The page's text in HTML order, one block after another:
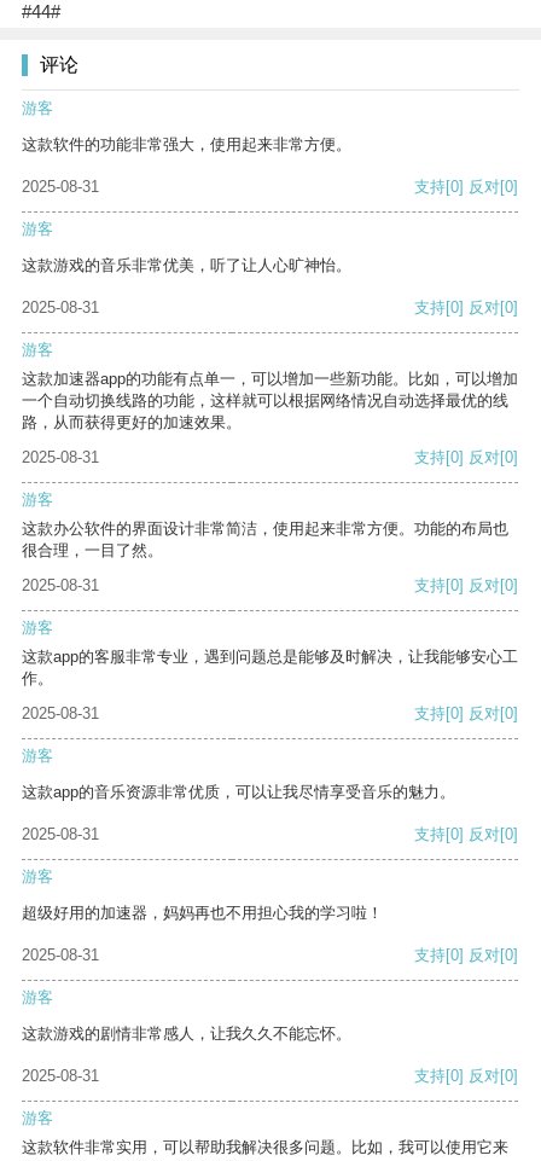
#44#
评论
游客
这款软件的功能非常强大，使用起来非常方便。
2025-08-31 支持[0] 反对[0]
游客
这款游戏的音乐非常优美，听了让人心旷神怡。
2025-08-31 支持[0] 反对[0]
游客
这款加速器app的功能有点单一，可以增加一些新功能。比如，可以增加
一个自动切换线路的功能，这样就可以根据网络情况自动选择最优的线
路，从而获得更好的加速效果。
2025-08-31
支持[0] 反对[0]
游客
这款办公软件的界面设计非常简洁，使用起来非常方便。功能的布局也
很合理，一目了然。
2025-08-31
支持[0] 反对[0]
游客
这款app的客服非常专业，遇到问题总是能够及时解决，让我能够安心工
作。
2025-08-31
支持[0] 反对[0]
游客
这款app的音乐资源非常优质，可以让我尽情享受音乐的魅力。
2025-08-31 支持[0] 反对[0]
游客
超级好用的加速器，妈妈再也不用担心我的学习啦！
2025-08-31 支持[0] 反对[0]
游客
这款游戏的剧情非常感人，让我久久不能忘怀。
2025-08-31 支持[0] 反对[0]
游客
这款软件非常实用，可以帮助我解决很多问题。比如，我可以使用它来